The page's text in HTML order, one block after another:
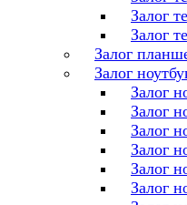
Залог
Залог
Залог
Залог
Залог
Залог
Залог
Залог
Залог
Залог